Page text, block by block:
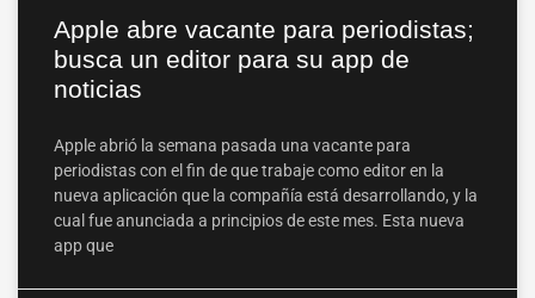
Apple abre vacante para periodistas;
busca un editor para su app de
noticias
Apple abrió la semana pasada una vacante para
periodistas con el fin de que trabaje como editor en la
nueva aplicación que la compañía está desarrollando, y la
cual fue anunciada a principios de este mes. Esta nueva
app que